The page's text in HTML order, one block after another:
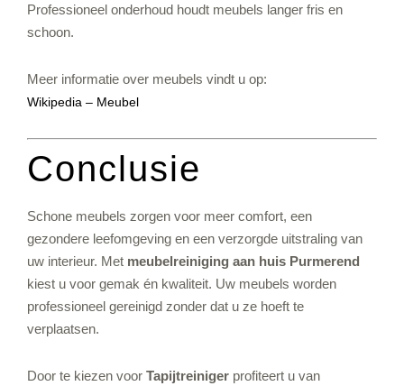
Professioneel onderhoud houdt meubels langer fris en
schoon.
Meer informatie over meubels vindt u op:
Wikipedia – Meubel
Conclusie
Schone meubels zorgen voor meer comfort, een
gezondere leefomgeving en een verzorgde uitstraling van
uw interieur. Met meubelreiniging aan huis Purmerend
kiest u voor gemak én kwaliteit. Uw meubels worden
professioneel gereinigd zonder dat u ze hoeft te
verplaatsen.
Door te kiezen voor Tapijtreiniger profiteert u van